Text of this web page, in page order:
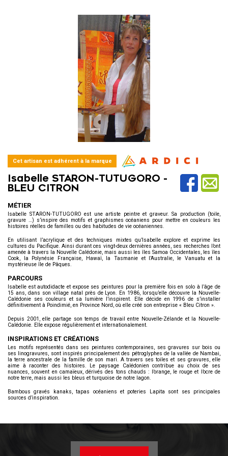
Cet artisan est adhérent à la marque
Isabelle STARON-TUTUGORO -
BLEU CITRON
MÉTIER
Isabelle STARON-TUTUGORO est une artiste peintre et graveur. Sa production (toile,
gravure …) s’inspire des motifs et graphismes océaniens pour mettre en couleurs les
histoires réelles de familles ou des habitudes de vie océaniennes.
En utilisant l’acrylique et des techniques mixtes qu’Isabelle explore et exprime les
cultures du Pacifique. Ainsi durant ces vingt-deux dernières années, ses recherches l’ont
amenée à travers la Nouvelle Calédonie, mais aussi les îles Samoa Occidentales, les îles
Cook, la Polynésie Française, Hawaï, la Tasmanie et l’Australie, le Vanuatu et la
mystérieuse île de Pâques.
PARCOURS
Isabelle est autodidacte et expose ses peintures pour la première fois en solo à l’âge de
15 ans, dans son village natal près de Lyon. En 1986, lorsqu’elle découvre la Nouvelle-
Calédonie ses couleurs et sa lumière l’inspirent. Elle décide en 1996 de s’installer
définitivement à Poindimié, en Province Nord, où elle créé son entreprise « Bleu Citron ».
Depuis 2001, elle partage son temps de travail entre Nouvelle-Zélande et la Nouvelle-
Calédonie. Elle expose régulièrement et internationalement.
INSPIRATIONS ET CRÉATIONS
Les motifs représentés dans ses peintures contemporaines, ses gravures sur bois ou
ses linogravures, sont inspirés principalement des pétroglyphes de la vallée de Nambai,
la terre ancestrale de la famille de son mari. A travers ses toiles et ses gravures, elle
aime à raconter des histoires. Le paysage Calédonien contribue au choix de ses
nuances, souvent en camaïeux, dérivés des tons chauds : l’orange, le rouge et l’ocre de
notre terre, mais aussi les bleus et turquoise de notre lagon.
Bambous gravés kanaks, tapas océaniens et poteries Lapita sont ses principales
sources d’inspiration.